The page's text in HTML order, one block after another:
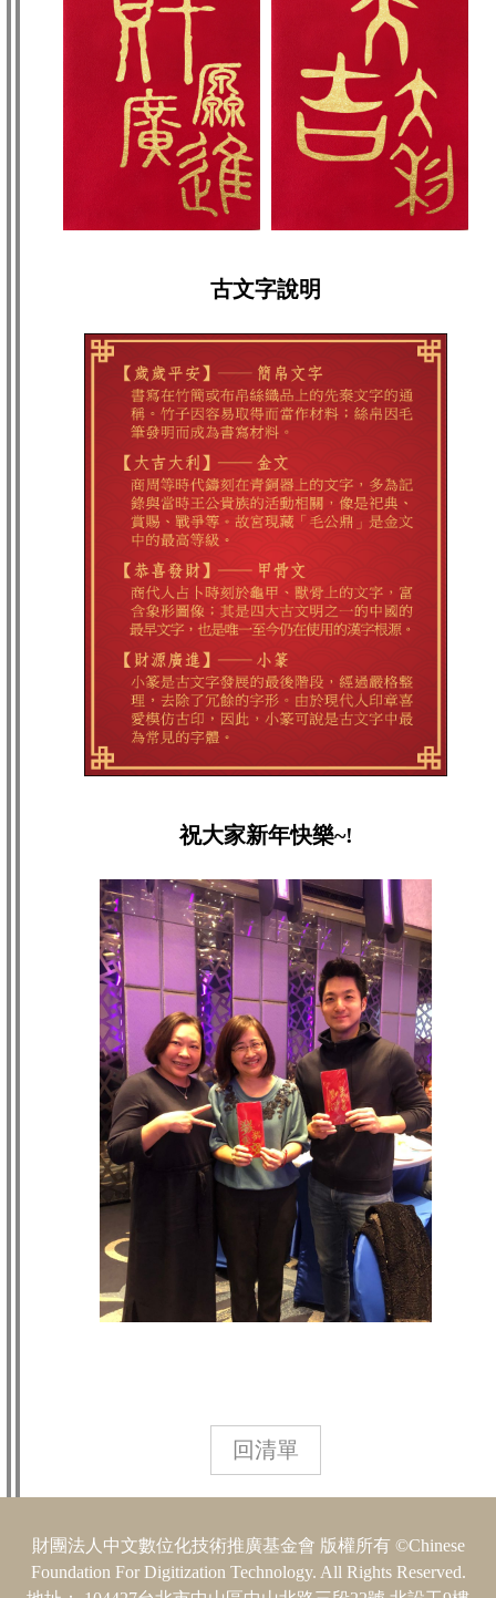
古文字說明
祝大家新年快樂~!
回清單
財團法人中文數位化技術推廣基金會 版權所有 ©Chinese
Foundation For Digitization Technology. All Rights Reserved.